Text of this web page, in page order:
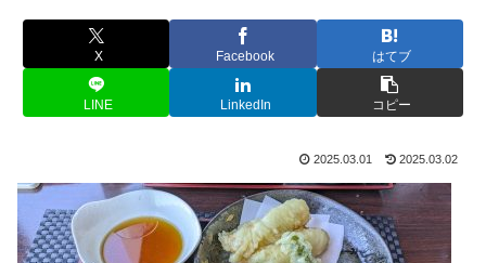
X Facebook はてブ
LINE LinkedIn コピー
2025.03.01 2025.03.02